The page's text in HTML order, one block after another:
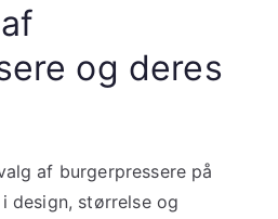
og deres
af burgerpressere på
design, størrelse og